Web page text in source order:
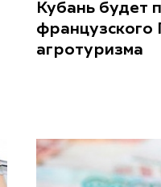
Кубань будет
французского
агротуризма